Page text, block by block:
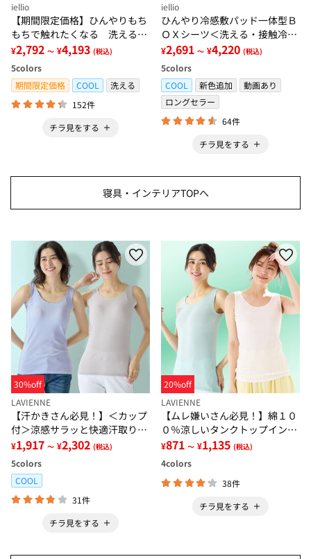
iellio
【期間限定価格】ひんやりもち
もちで触れたくなる 洗えるラ
グ＜低反発・滑りにくい・接触
冷感・防ダニ・カーペット＞
¥2,792 ～ ¥4,193 (税込)
5colors
期間限定価格
COOL
洗える
152件
チラ見をする
iellio
ひんやり冷感敷パッド一体型Ｂ
ＯＸシーツ＜洗える・接触冷
感・抗菌防臭・時短・家事楽・
ボックスシーツ・寝苦しさ対策
＞
¥2,691 ～ ¥4,220 (税込)
5colors
COOL
新色追加
動画あり
ロングセラー
64件
チラ見をする
寝具・インテリアTOPへ
30%off
LAVIENNE
【汗かきさん必見！】＜カップ
付＞涼感サラッと快適汗取りタ
ンクトップインナー＜さらりラ
ボ＞
¥1,917 ～ ¥2,302 (税込)
5colors
COOL
31件
チラ見をする
20%off
LAVIENNE
【ムレ嫌いさん必見！】綿１０
０％涼しいタンクトップインナ
ー＜さらりラボ＞
¥871 ～ ¥1,135 (税込)
4colors
38件
チラ見をする